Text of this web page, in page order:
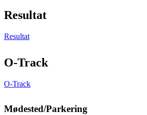
Resultat
Resultat
O-Track
O-Track
Mødested/Parkering